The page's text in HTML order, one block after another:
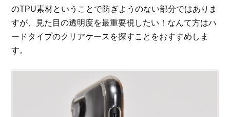
のTPU素材ということで防ぎようのない部分ではありま
すが、見た目の透明度を最重要視したい！なんて方はハ
ードタイプのクリアケースを探すことをおすすめしま
す。